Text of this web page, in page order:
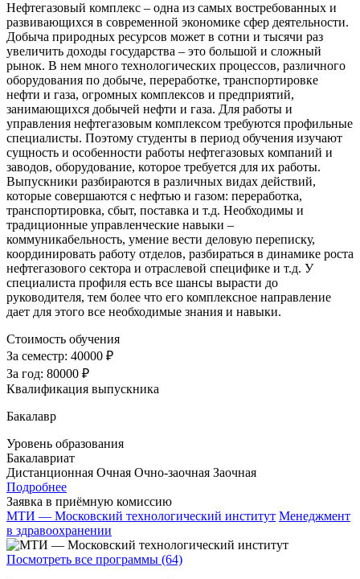
Нефтегазовый комплекс – одна из самых востребованных и
развивающихся в современной экономике сфер деятельности.
Добыча природных ресурсов может в сотни и тысячи раз
увеличить доходы государства – это большой и сложный
рынок. В нем много технологических процессов, различного
оборудования по добыче, переработке, транспортировке
нефти и газа, огромных комплексов и предприятий,
занимающихся добычей нефти и газа. Для работы и
управления нефтегазовым комплексом требуются профильные
специалисты. Поэтому студенты в период обучения изучают
сущность и особенности работы нефтегазовых компаний и
заводов, оборудование, которое требуется для их работы.
Выпускники разбираются в различных видах действий,
которые совершаются с нефтью и газом: переработка,
транспортировка, сбыт, поставка и т.д. Необходимы и
традиционные управленческие навыки –
коммуникабельность, умение вести деловую переписку,
координировать работу отделов, разбираться в динамике роста
нефтегазового сектора и отраслевой специфике и т.д. У
специалиста профиля есть все шансы вырасти до
руководителя, тем более что его комплексное направление
дает для этого все необходимые знания и навыки.
Стоимость обучения
За семестр: 40000 ₽
За год: 80000 ₽
Квалификация выпускника
Бакалавр
Уровень образования
Бакалавриат
Дистанционная Очная Очно-заочная Заочная
Подробнее
Заявка в приёмную комиссию
МТИ — Московский технологический институт Менеджмент
в здравоохранении
Посмотреть все программы (64)